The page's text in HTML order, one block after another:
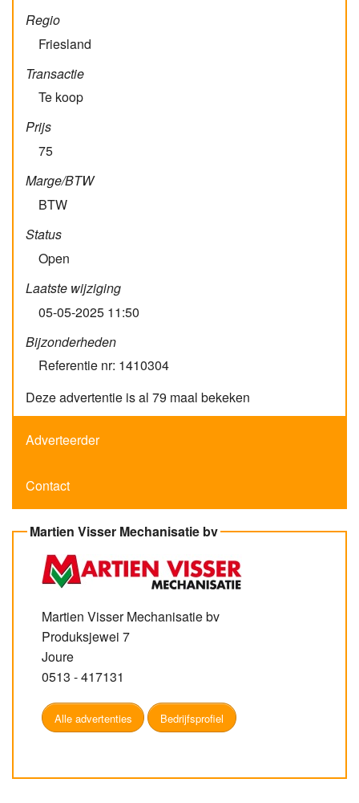
Regio
Friesland
Transactie
Te koop
Prijs
75
Marge/BTW
BTW
Status
Open
Laatste wijziging
05-05-2025 11:50
Bijzonderheden
Referentie nr: 1410304
Deze advertentie is al 79 maal bekeken
Adverteerder
Contact
Martien Visser Mechanisatie bv
Martien Visser Mechanisatie bv
Produksjewei 7
Joure
0513 - 417131
Alle advertenties Bedrijfsprofiel